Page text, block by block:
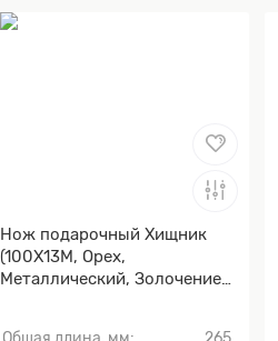
Нож подарочный Хищник
(100Х13М, Орех,
Металлический, Золочение